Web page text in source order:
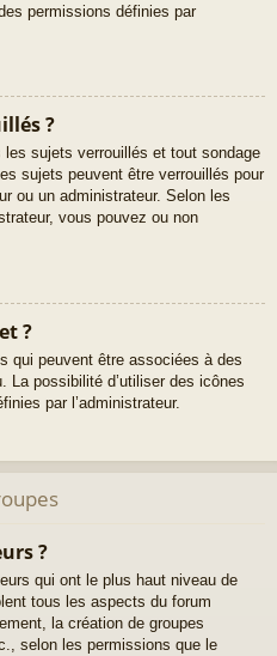
permissions définies par
?
sujets verrouillés et tout sondage
sujets peuvent être verrouillés pour
ou un administrateur. Selon les
vous pouvez ou non
?
qui peuvent être associées à des
La possibilité d’utiliser des icônes
par l’administrateur.
?
qui ont le plus haut niveau de
tous les aspects du forum
la création de groupes
selon les permissions que le